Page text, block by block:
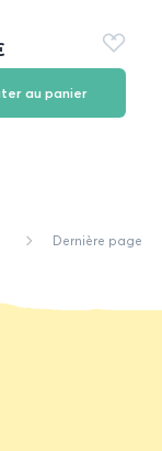
Ajouter
aux
au panier
Dernière page